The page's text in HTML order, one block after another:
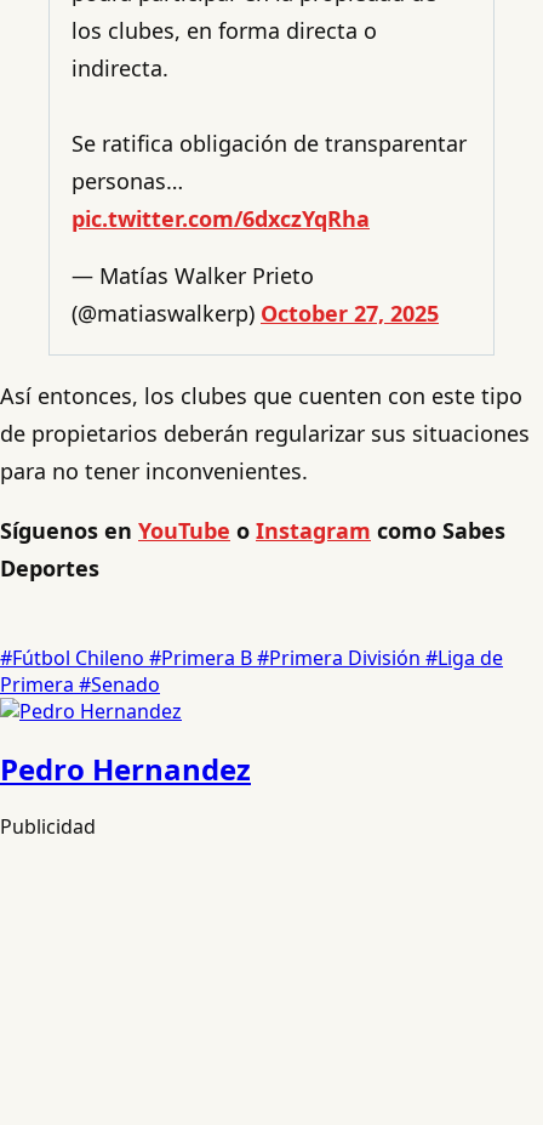
los clubes, en forma directa o
indirecta.
Se ratifica obligación de transparentar
personas…
pic.twitter.com/6dxczYqRha
— Matías Walker Prieto
(@matiaswalkerp) October 27, 2025
Así entonces, los clubes que cuenten con este tipo
de propietarios deberán regularizar sus situaciones
para no tener inconvenientes.
Síguenos en YouTube o Instagram como Sabes
Deportes
#Fútbol Chileno #Primera B#Primera División #Liga de
Primera #Senado
Pedro Hernandez
Publicidad